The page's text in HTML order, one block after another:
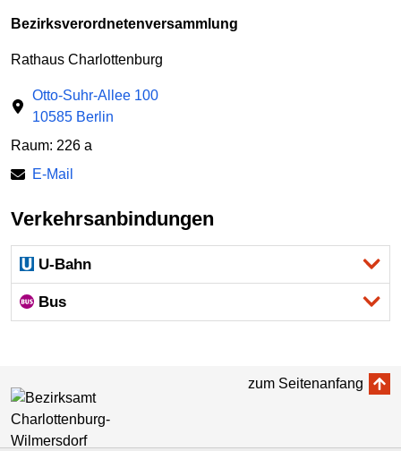
Bezirksverordnetenversammlung
Rathaus Charlottenburg
Otto-Suhr-Allee 100
10585 Berlin
Raum: 226 a
E-Mail
Verkehrsanbindungen
U-Bahn
Bus
zum Seitenanfang